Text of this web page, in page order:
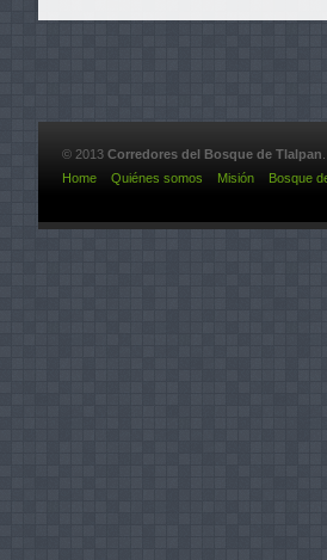
© 2013 Corredores del Bosque de Tlalpan
Home
Quiénes somos Misión Bosque